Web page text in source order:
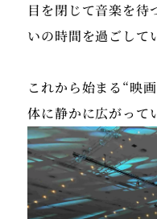
目を閉じて音楽を待
いの時間を過ごして
これから始まる“映